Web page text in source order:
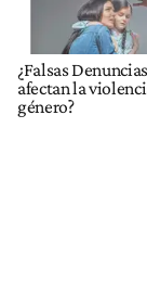
¿Falsas
afectan la
género?